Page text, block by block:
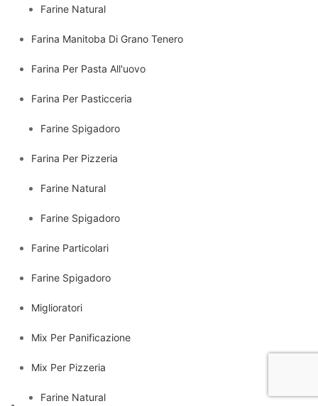
Farine Natural
Farina Manitoba Di Grano Tenero
Farina Per Pasta All'uovo
Farina Per Pasticceria
Farine Spigadoro
Farina Per Pizzeria
Farine Natural
Farine Spigadoro
Farine Particolari
Farine Spigadoro
Miglioratori
Mix Per Panificazione
Mix Per Pizzeria
Farine Natural